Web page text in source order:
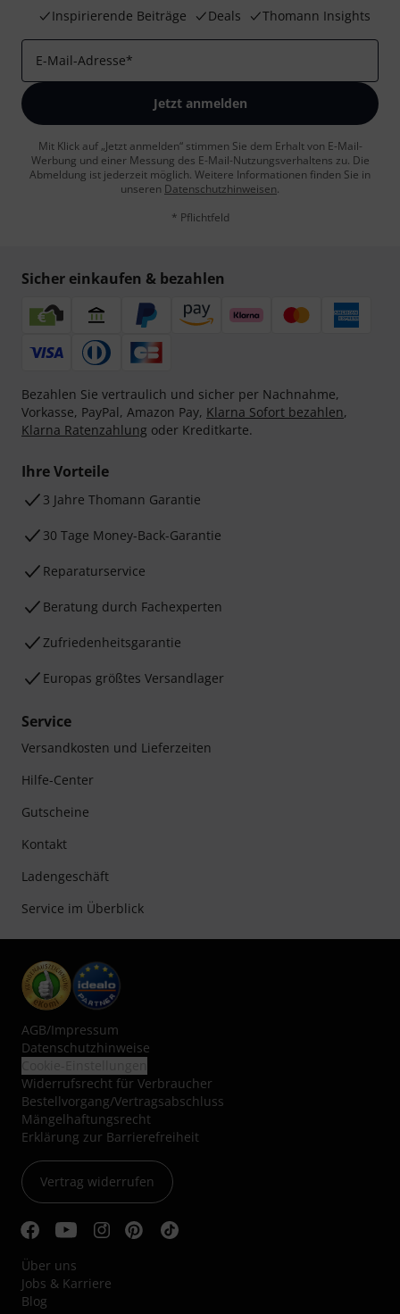
Inspirierende Beiträge
Deals Thomann Insights
E-Mail-Adresse*
Jetzt anmelden
Mit Klick auf „Jetzt anmelden“ stimmen Sie dem Erhalt von E-Mail-
Werbung und einer Messung des E-Mail-Nutzungsverhaltens zu. Die
Abmeldung ist jederzeit möglich. Weitere Informationen finden Sie in
unseren Datenschutzhinweisen.
* Pflichtfeld
Sicher einkaufen & bezahlen
Bezahlen Sie vertraulich und sicher per Nachnahme,
Vorkasse, PayPal, Amazon Pay, Klarna Sofort bezahlen,
Klarna Ratenzahlung oder Kreditkarte.
Ihre Vorteile
3 Jahre Thomann Garantie
30 Tage Money-Back-Garantie
Reparaturservice
Beratung durch Fachexperten
Zufriedenheitsgarantie
Europas größtes Versandlager
Service
Versandkosten und Lieferzeiten
Hilfe-Center
Gutscheine
Kontakt
Ladengeschäft
Service im Überblick
AGB/Impressum
Datenschutzhinweise
Widerrufsrecht für Verbraucher
Bestellvorgang/Vertragsabschluss
Mängelhaftungsrecht
Erklärung zur Barrierefreiheit
Vertrag widerrufen
Über uns
Jobs & Karriere
Blog